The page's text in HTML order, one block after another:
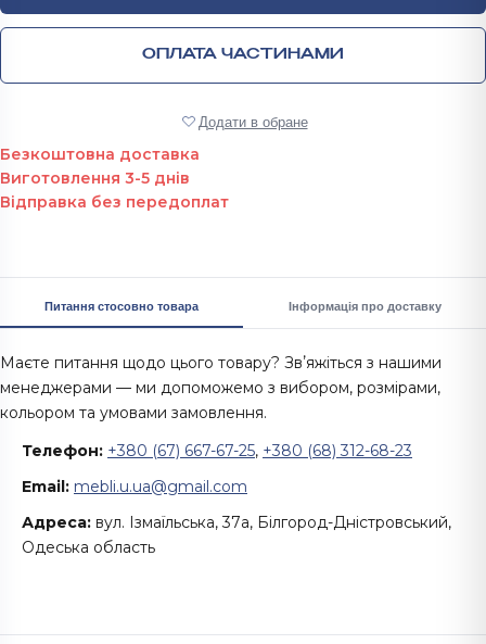
ОПЛАТА ЧАСТИНАМИ
Додати в обране
Безкоштовна доставка
Виготовлення 3-5 днів
Відправка без передоплат
Питання стосовно товара Інформація про доставку
Маєте питання щодо цього товару? Звʼяжіться з нашими
менеджерами — ми допоможемо з вибором, розмірами,
кольором та умовами замовлення.
Телефон: +380 (67) 667-67-25, +380 (68) 312-68-23
Email: mebli.u.ua@gmail.com
Адреса: вул. Ізмаїльська, 37а, Білгород-Дністровський,
Одеська область